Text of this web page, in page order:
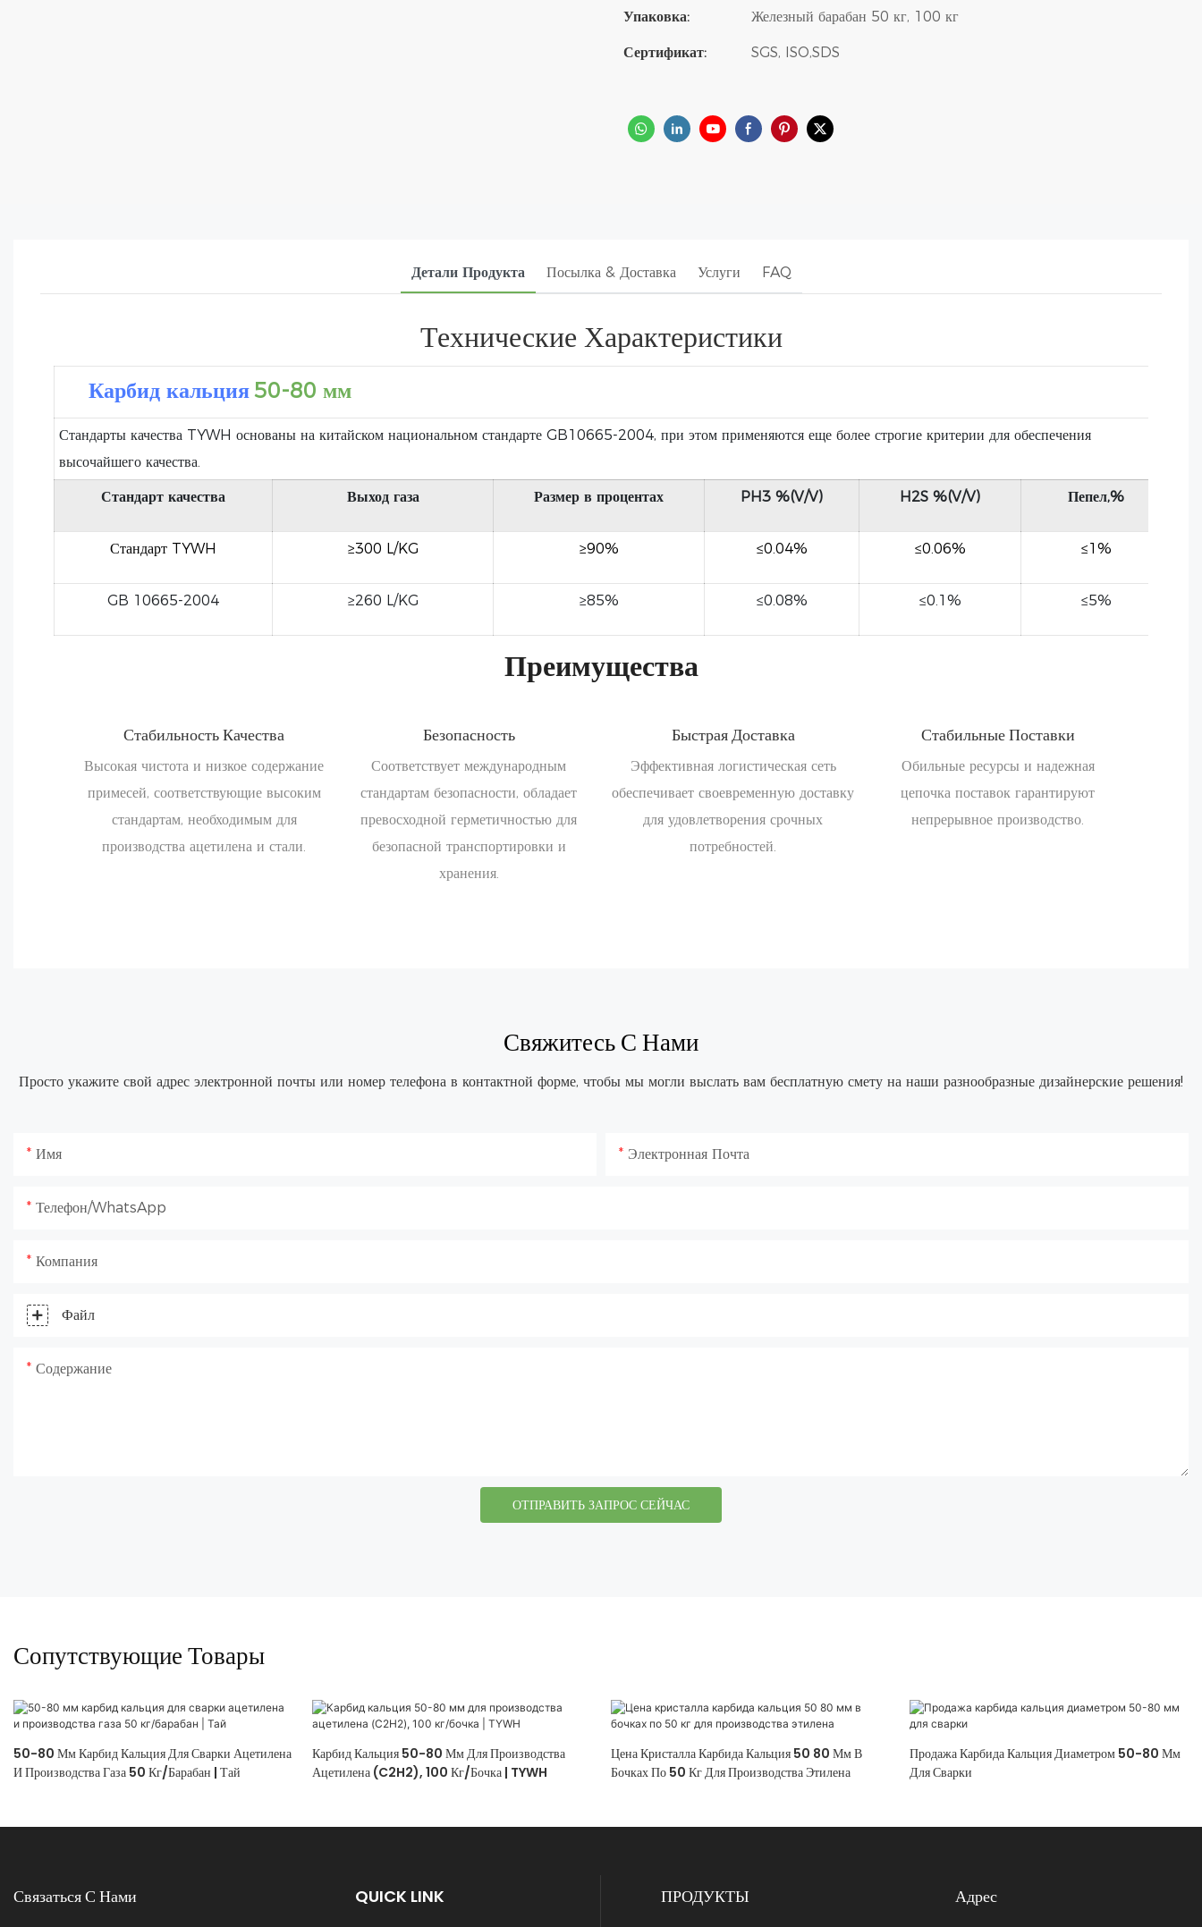
Упаковка: Железный барабан 50 кг, 100 кг
Сертификат: SGS, ISO,SDS
Детали Продукта Посылка & Доставка Услуги FAQ
Технические Характеристики
Карбид кальция50-80 мм
Стандарты качества TYWH основаны на китайском национальном стандарте GB10665-2004, при этом применяются еще более строгие критерии для обеспечения
высочайшего качества.
Стандарт качества Выход газа Размер в процентах PH3 %(V/V) H2S %(V/V) Пепел,%
Стандарт TYWH ≥300 L/KG ≥90% ≤0.04% ≤0.06% ≤1%
GB 10665-2004 ≥260 L/KG ≥85% ≤0.08% ≤0.1% ≤5%
Преимущества
Стабильность Качества
Высокая чистота и низкое содержание
примесей, соответствующие высоким
стандартам, необходимым для
производства ацетилена и стали.
Безопасность
Соответствует международным
стандартам безопасности, обладает
превосходной герметичностью для
безопасной транспортировки и
хранения.
Быстрая Доставка
Эффективная логистическая сеть
обеспечивает своевременную доставку
для удовлетворения срочных
потребностей.
Стабильные Поставки
Обильные ресурсы и надежная
цепочка поставок гарантируют
непрерывное производство.
Свяжитесь С Нами
Просто укажите свой адрес электронной почты или номер телефона в контактной форме, чтобы мы могли выслать вам бесплатную смету на наши разнообразные дизайнерские решения!
Имя Электронная Почта
Телефон/WhatsApp
Компания
Файл
Содержание
ОТПРАВИТЬ ЗАПРОС СЕЙЧАС
Сопутствующие Товары
50-80 Мм Карбид Кальция Для Сварки Ацетилена
И Производства Газа 50 Кг/барабан | Тай
Карбид Кальция 50-80 Мм Для Производства
Ацетилена (C2H2), 100 Кг/бочка | TYWH
Цена Кристалла Карбида Кальция 50 80 Мм В
Бочках По 50 Кг Для Производства Этилена
Продажа Карбида Кальция Диаметром 50-80 Мм
Для Сварки
Связаться С Нами QUICK LINK ПРОДУКТЫ Адрес